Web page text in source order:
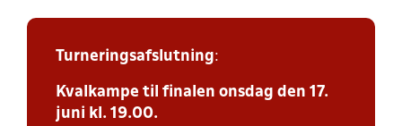
Turneringsafslutning:
Kvalkampe til finalen onsdag den 17.
juni kl. 19.00.